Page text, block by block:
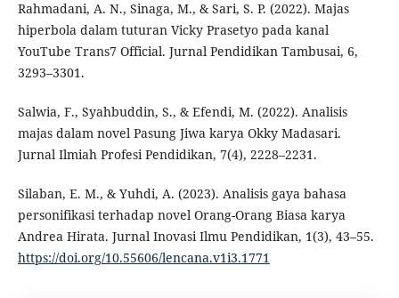
Rahmadani, A. N., Sinaga, M., & Sari, S. P. (2022). Majas
hiperbola dalam tuturan Vicky Prasetyo pada kanal
YouTube Trans7 Official. Jurnal Pendidikan Tambusai, 6,
3293–3301.
Salwia, F., Syahbuddin, S., & Efendi, M. (2022). Analisis
majas dalam novel Pasung Jiwa karya Okky Madasari.
Jurnal Ilmiah Profesi Pendidikan, 7(4), 2228–2231.
Silaban, E. M., & Yuhdi, A. (2023). Analisis gaya bahasa
personifikasi terhadap novel Orang-Orang Biasa karya
Andrea Hirata. Jurnal Inovasi Ilmu Pendidikan, 1(3), 43–55.
https://doi.org/10.55606/lencana.v1i3.1771